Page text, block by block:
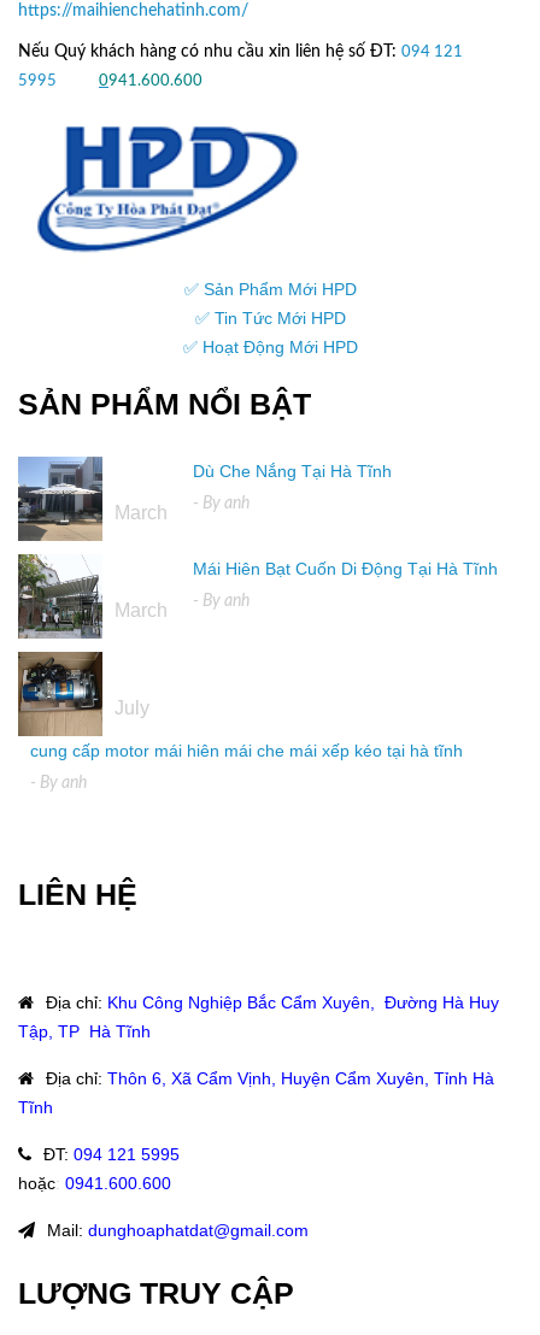
https://maihienchehatinh.com/
Nếu Quý khách hàng có nhu cầu xin liên hệ số ĐT: 094 121
5995
0941.600.600
✅ Sản Phẩm Mới HPD
✅ Tin Tức Mới HPD
✅ Hoạt Động Mới HPD
SẢN PHẨM NỔI BẬT
March
Dù Che Nắng Tại Hà Tĩnh
- By anh
March
Mái Hiên Bạt Cuốn Di Động Tại Hà Tĩnh
- By anh
July
cung cấp motor mái hiên mái che mái xếp kéo tại hà tĩnh
- By anh
LIÊN HỆ
Địa chỉ: Khu Công Nghiệp Bắc Cẩm Xuyên, Đường Hà Huy
Tập, TP Hà Tĩnh
Địa chỉ: Thôn 6, Xã Cẩm Vịnh, Huyện Cẩm Xuyên, Tỉnh Hà
Tĩnh
ĐT: 094 121 5995
hoặc: 0941.600.600
Mail: dunghoaphatdat@gmail.com
LƯỢNG TRUY CẬP